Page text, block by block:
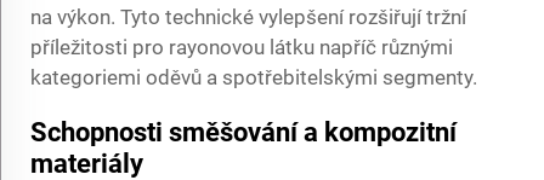
na výkon. Tyto technické vylepšení rozšiřují tržní
příležitosti pro rayonovou látku napříč různými
kategoriemi oděvů a spotřebitelskými segmenty.
Schopnosti směšování a kompozitní
materiály